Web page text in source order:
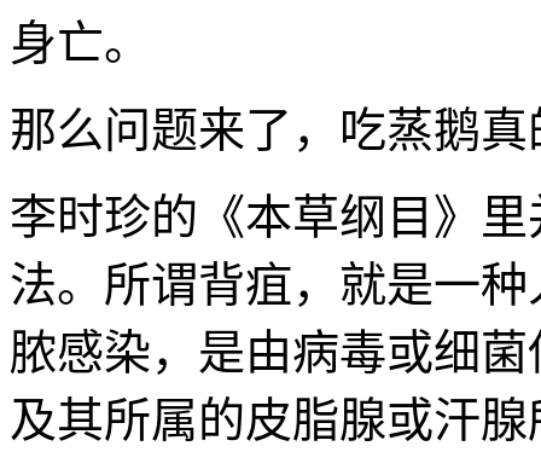
身亡。
那么问题来了，吃蒸鹅
李时珍的《本草纲目》
法。所谓背疽，就是一
脓感染，是由病毒或细
及其所属的皮脂腺或汗